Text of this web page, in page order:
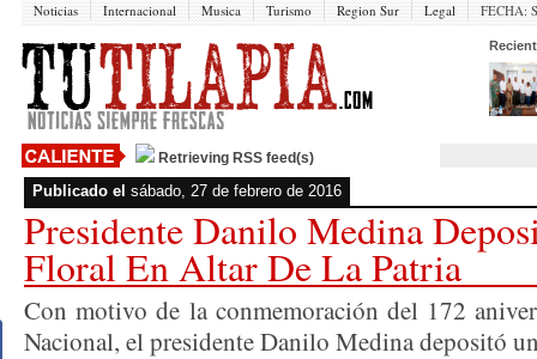
Noticias Internacional Musica Turismo Region Sur Legal FECHA:
Retrieving RSS feed(s)
Publicado el sábado, 27 de febrero de 2016
Presidente Danilo Medina
Floral En Altar De La Patria
Con motivo de la conmemoración del 172
Nacional, el presidente Danilo Medina depositó